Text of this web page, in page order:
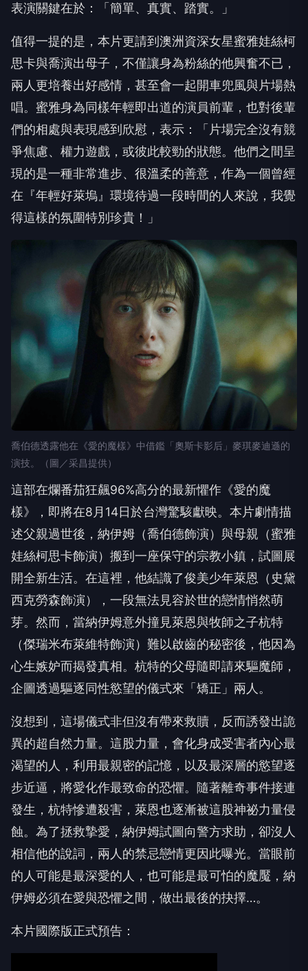
表演關鍵在於：「簡單、真實、踏實。」
值得一提的是，本片更請到澳洲資深女星蜜雅娃絲柯
思卡與喬演出母子，不僅讓身為粉絲的他興奮不已，
兩人更培養出好感情，甚至會一起開車兜風與片場熱
唱。蜜雅身為同樣年輕即出道的演員前輩，也對後輩
們的相處與表現感到欣慰，表示：「片場完全沒有競
爭焦慮、權力遊戲，或彼此較勁的狀態。他們之間呈
現的是一種非常進步、很溫柔的善意，作為一個曾經
在『年輕好萊塢』環境待過一段時間的人來說，我覺
得這樣的氛圍特別珍貴！」
喬伯德透露他在《愛的魔樣》中借鑑「奧斯卡影后」麥琪麥迪遜的
演技。（圖／采昌提供）
這部在爛番茄狂飆96%高分的最新懼作《愛的魔
樣》，即將在8月14日於台灣驚駭獻映。本片劇情描
述父親過世後，納伊姆（喬伯德飾演）與母親（蜜雅
娃絲柯思卡飾演）搬到一座保守的宗教小鎮，試圖展
開全新生活。在這裡，他結識了俊美少年萊恩（史黛
西克勞森飾演），一段無法見容於世的戀情悄然萌
芽。然而，當納伊姆意外撞見萊恩與牧師之子杭特
（傑瑞米布萊維特飾演）難以啟齒的秘密後，他因為
心生嫉妒而揭發真相。杭特的父母隨即請來驅魔師，
企圖透過驅逐同性慾望的儀式來「矯正」兩人。
沒想到，這場儀式非但沒有帶來救贖，反而誘發出詭
異的超自然力量。這股力量，會化身成受害者內心最
渴望的人，利用最親密的記憶，以及最深層的慾望逐
步近逼，將愛化作最致命的恐懼。隨著離奇事件接連
發生，杭特慘遭殺害，萊恩也逐漸被這股神祕力量侵
蝕。為了拯救摯愛，納伊姆試圖向警方求助，卻沒人
相信他的說詞，兩人的禁忌戀情更因此曝光。當眼前
的人可能是最深愛的人，也可能是最可怕的魔魘，納
伊姆必須在愛與恐懼之間，做出最後的抉擇…。
本片國際版正式預告：